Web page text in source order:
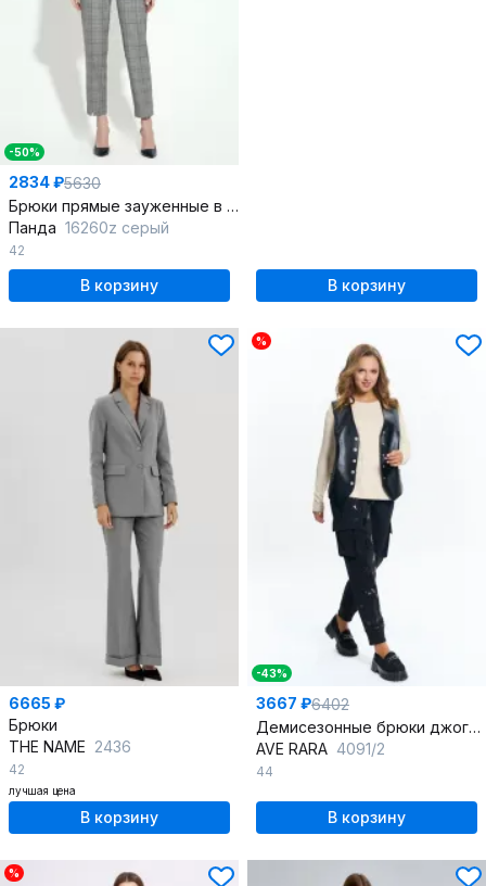
-50%
2834 ₽5630
Брюки прямые зауженные в клетку из текстиля
Панда 16260z серый
42
В корзину В корзину
6665 ₽
Брюки
THE NAME 2436
42
лучшая цена
В корзину
%
-43%
3667 ₽6402
Демисезонные брюки джоггеры с карманами из трикотажа и хлопка
AVE RARA 4091/2
44
В корзину
%